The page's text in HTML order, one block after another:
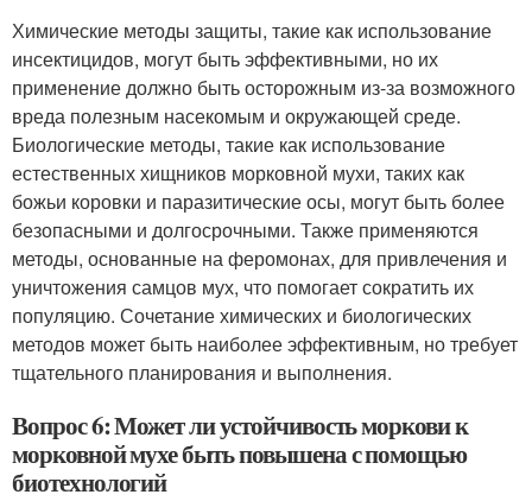
Химические методы защиты, такие как использование
инсектицидов, могут быть эффективными, но их
применение должно быть осторожным из-за возможного
вреда полезным насекомым и окружающей среде.
Биологические методы, такие как использование
естественных хищников морковной мухи, таких как
божьи коровки и паразитические осы, могут быть более
безопасными и долгосрочными. Также применяются
методы, основанные на феромонах, для привлечения и
уничтожения самцов мух, что помогает сократить их
популяцию. Сочетание химических и биологических
методов может быть наиболее эффективным, но требует
тщательного планирования и выполнения.
Вопрос 6: Может ли устойчивость моркови к
морковной мухе быть повышена с помощью
биотехнологий